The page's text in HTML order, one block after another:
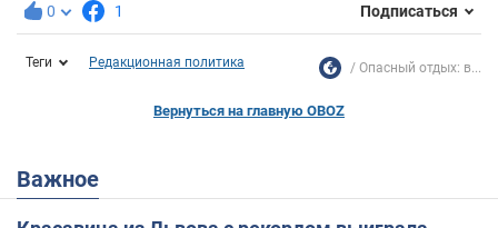
0 1 Подписаться
Теги Редакционная политика Опасный отдых: в...
Вернуться на главную OBOZ
Важное